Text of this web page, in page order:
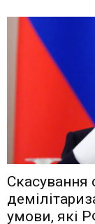
Скасування
умови, які